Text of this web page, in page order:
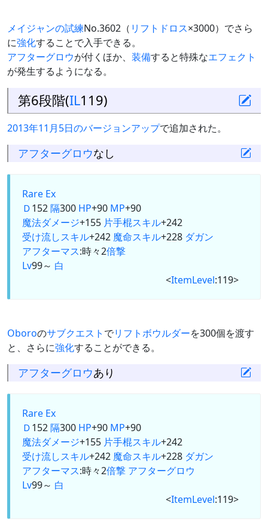
メイジャンの試練No.3602（ リフトドロス×3000）でさら
に強化することで入手できる。
アフターグロウが付くほか、 装備すると特殊なエフェクト
が発生するようになる。
第6段階(IL119)
2013年11月5日のバージョンアップで追加された。
アフターグロウなし
Rare Ex
Ｄ152隔300 HP+90 MP+90
魔法ダメージ+155 片手棍スキル+242
受け流しスキル+242 魔命スキル+228 ダガン
アフターマス:時々2倍撃
Lv99～ 白
<ItemLevel:119>
Oboroのサブクエスト でリフトボウルダーを300個を渡す
と、さらに強化することができる。
アフターグロウあり
Rare Ex
Ｄ152隔300 HP+90 MP+90
魔法ダメージ+155 片手棍スキル+242
受け流しスキル+242 魔命スキル+228 ダガン
アフターマス:時々2倍撃 アフターグロウ
Lv99～ 白
<ItemLevel:119>